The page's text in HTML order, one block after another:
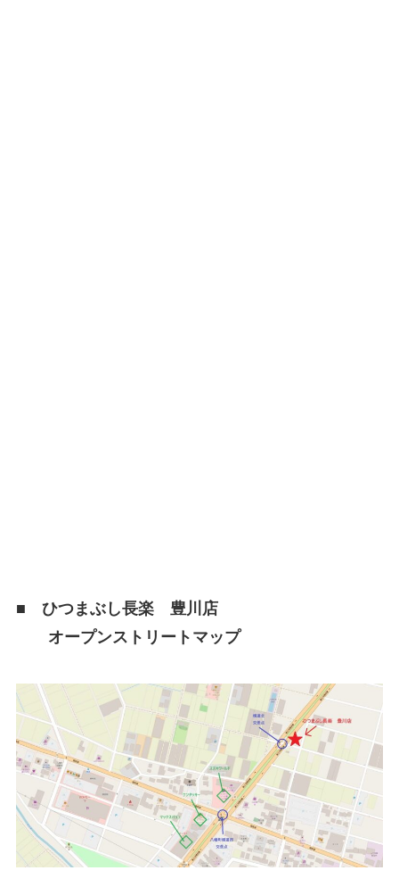
■ ひつまぶし長楽 豊川店
オープンストリートマップ